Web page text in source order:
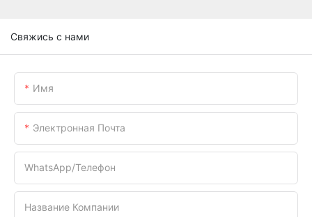
Свяжись с нами
Имя
Электронная Почта
WhatsApp/телефон
Название Компании